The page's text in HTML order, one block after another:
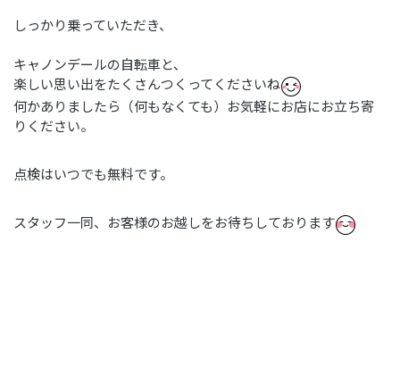
しっかり乗っていただき、
キャノンデールの自転車と、
楽しい思い出をたくさんつくってくださいね
何かありましたら（何もなくても）お気軽にお店にお立ち寄
りください。
点検はいつでも無料です。
スタッフ一同、お客様のお越しをお待ちしております